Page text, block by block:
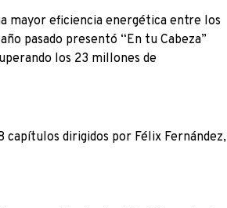
mayor eficiencia energética entre los
pasado presentó “En tu Cabeza”
los 23 millones de
capítulos dirigidos por Félix Fernández,